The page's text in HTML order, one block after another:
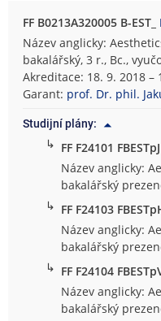
FF B0213A320005 B-EST_
Název anglicky:
bakalářský, 3 r., Bc.,
Akreditace: 18. 9. 2018 –
Garant: prof. Dr. phil.
Studijní plány:
↳ FF F24101 FBESTpJ
Název anglicky:
bakalářský
↳ FF F24103
Název anglicky:
bakalářský
↳ FF F24104
Název anglicky:
bakalářský